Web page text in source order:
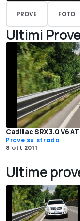
PROVE FOTO
Ultimi
Cadillac SRX 3.0 V6
Prove su strada
8 ott 2011
Ultime